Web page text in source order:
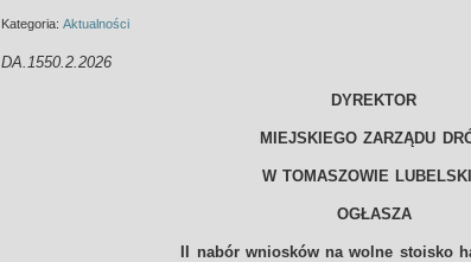
Kategoria:Aktualności
DA.1550.2.2026
DYREKTOR
MIEJSKIEGO ZARZĄDU
W TOMASZOWIE
OGŁASZA
II nabór wniosków na wolne stoisko